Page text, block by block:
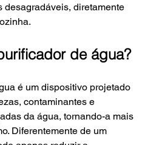
desagradáveis, diretamente
de água?
é um dispositivo projetado
contaminantes e
da água, tornando-a mais
Diferentemente de um